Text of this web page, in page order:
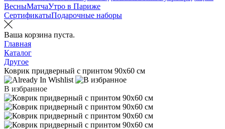
ВесныМатчаУтро в Париже
СертификатыПодарочные наборы
Ваша корзина пуста.
Главная
Каталог
Другое
Коврик придверный с принтом 90х60 см
В избранное